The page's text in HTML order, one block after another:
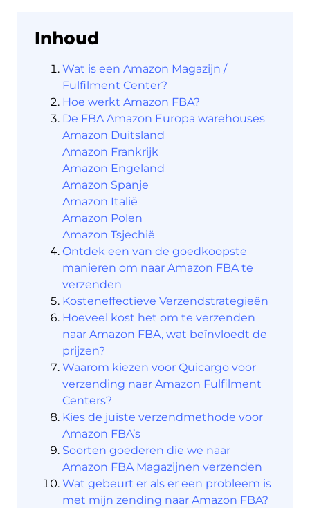
Bestemmingen
Nederlands
Inloggen
Aanmelden
Inhoud
Wat is een Amazon Magazijn /
Fulfilment Center?
Hoe werkt Amazon FBA?
De FBA Amazon Europa warehouses
Amazon Duitsland
Amazon Frankrijk
Amazon Engeland
Amazon Spanje
Amazon Italië
Amazon Polen
Amazon Tsjechië
Ontdek een van de goedkoopste
manieren om naar Amazon FBA te
verzenden
Kosteneffectieve Verzendstrategieën
Hoeveel kost het om te verzenden
naar Amazon FBA, wat beïnvloedt de
prijzen?
Waarom kiezen voor Quicargo voor
verzending naar Amazon Fulfilment
Centers?
Kies de juiste verzendmethode voor
Amazon FBA’s
Soorten goederen die we naar
Amazon FBA Magazijnen verzenden
Wat gebeurt er als er een probleem is
met mijn zending naar Amazon FBA?